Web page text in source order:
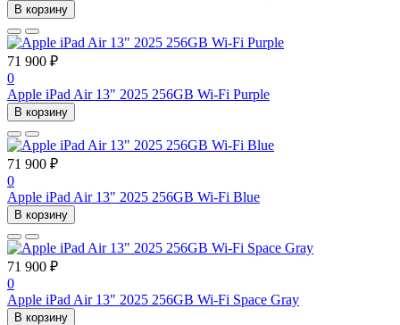
В корзину
71 900 ₽
0
Apple iPad Air 13" 2025 256GB Wi-Fi Purple
В корзину
71 900 ₽
0
Apple iPad Air 13" 2025 256GB Wi-Fi Blue
В корзину
71 900 ₽
0
Apple iPad Air 13" 2025 256GB Wi-Fi Space Gray
В корзину